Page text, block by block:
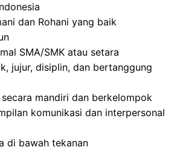
dan Rohani yang baik
SMA/SMK atau setara
jujur, disiplin, dan bertanggung
mandiri dan berkelompok
komunikasi dan interpersonal
di bawah tekanan